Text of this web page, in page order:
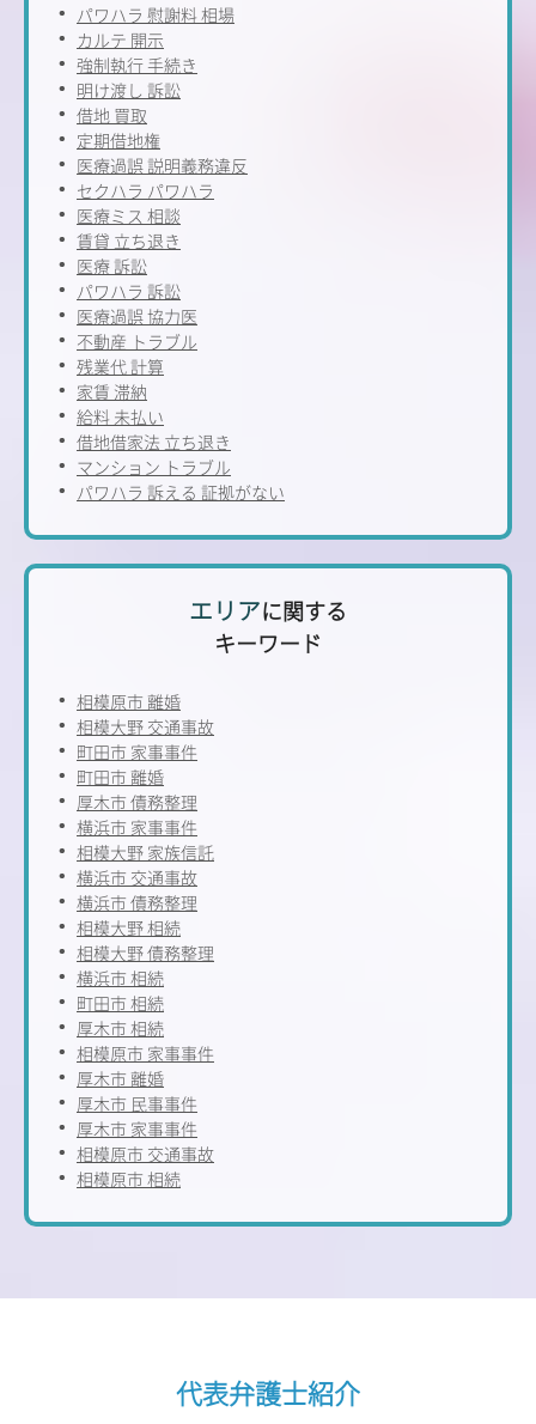
パワハラ 慰謝料 相場
カルテ 開示
強制執行 手続き
明け渡し 訴訟
借地 買取
定期借地権
医療過誤 説明義務違反
セクハラ パワハラ
医療ミス 相談
賃貸 立ち退き
医療 訴訟
パワハラ 訴訟
医療過誤 協力医
不動産 トラブル
残業代 計算
家賃 滞納
給料 未払い
借地借家法 立ち退き
マンション トラブル
パワハラ 訴える 証拠がない
エリアに関する
キーワード
相模原市 離婚
相模大野 交通事故
町田市 家事事件
町田市 離婚
厚木市 債務整理
横浜市 家事事件
相模大野 家族信託
横浜市 交通事故
横浜市 債務整理
相模大野 相続
相模大野 債務整理
横浜市 相続
町田市 相続
厚木市 相続
相模原市 家事事件
厚木市 離婚
厚木市 民事事件
厚木市 家事事件
相模原市 交通事故
相模原市 相続
代表弁護士紹介